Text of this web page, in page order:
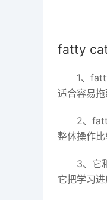
fatty
1、
适合容易
2、
整体操作
3、它
它把学习